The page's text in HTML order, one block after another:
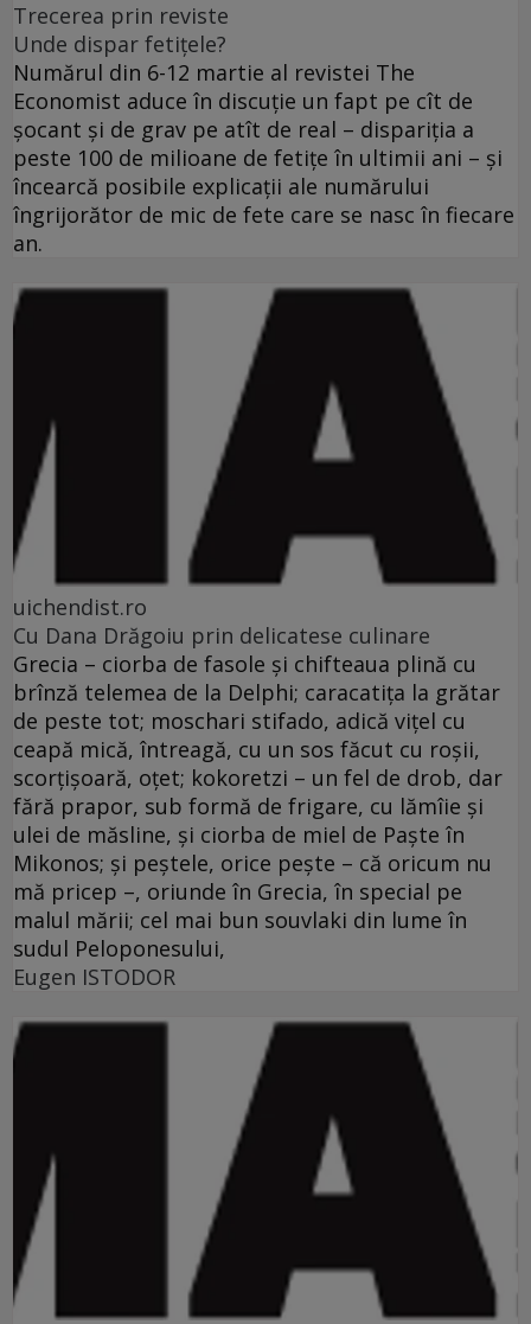
Trecerea prin reviste
Unde dispar fetiţele?
Numărul din 6-12 martie al revistei The
Economist aduce în discuţie un fapt pe cît de
şocant şi de grav pe atît de real – dispariţia a
peste 100 de milioane de fetiţe în ultimii ani – şi
încearcă posibile explicaţii ale numărului
îngrijorător de mic de fete care se nasc în fiecare
an.
uichendist.ro
Cu Dana Drăgoiu prin delicatese culinare
Grecia – ciorba de fasole şi chifteaua plină cu
brînză telemea de la Delphi; caracatiţa la grătar
de peste tot; moschari stifado, adică viţel cu
ceapă mică, întreagă, cu un sos făcut cu roşii,
scorţişoară, oţet; kokoretzi – un fel de drob, dar
fără prapor, sub formă de frigare, cu lămîie şi
ulei de măsline, şi ciorba de miel de Paşte în
Mikonos; şi peştele, orice peşte – că oricum nu
mă pricep –, oriunde în Grecia, în special pe
malul mării; cel mai bun souvlaki din lume în
sudul Peloponesului,
Eugen ISTODOR